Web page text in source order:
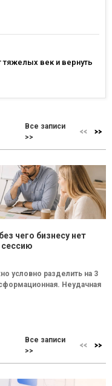
тяжелых век и вернуть
Все записи
>>
чего бизнесу нет
условно разделить на 3
Неудачная
Все записи
>>